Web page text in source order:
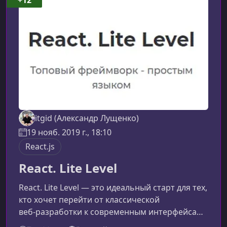
продвинутые темы, необходимые каждому
Основы создания фун
itgid (Александр Лущенко)
19 нояб. 2019 г., 18:10
React.js
React. Lite Level
React. Lite Level — это идеальный старт для тех,
кто хочет перейти от классической
веб‑разработки к современным интерфейсам.
Простой язык объяснений, минимум входных